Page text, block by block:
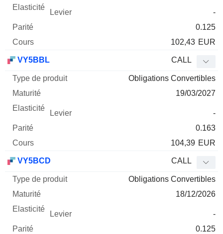
-
0.125
102,43 EUR
VY5BBL CALL
Obligations Convertibles
19/03/2027
-
0.163
104,39 EUR
VY5BCD CALL
Obligations Convertibles
18/12/2026
-
0.125